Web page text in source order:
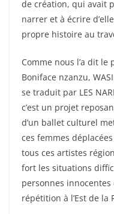
de création, qui avait
narrer et à écrire
propre histoire au
Comme nous l’a dit
Boniface nzanzu,
se traduit par LES
c’est un projet
d’un ballet culturel
ces femmes
tous ces artistes
fort les situations
personnes
répétition à l’Est de la